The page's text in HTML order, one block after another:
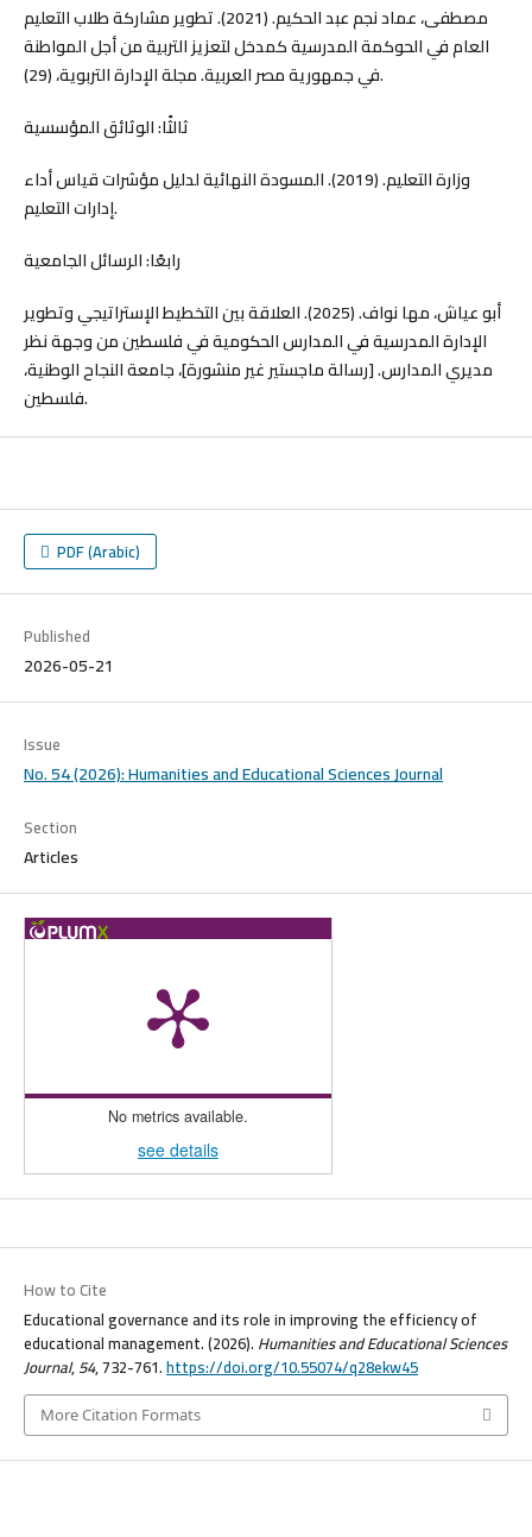
مصطفى، عماد نجم عبد الحكيم. (2021). تطوير مشاركة طلاب التعليم
العام في الحوكمة المدرسية كمدخل لتعزيز التربية من أجل المواطنة
في جمهورية مصر العربية. مجلة الإدارة التربوية، (29).
ثالثًا: الوثائق المؤسسية
وزارة التعليم. (2019). المسودة النهائية لدليل مؤشرات قياس أداء
إدارات التعليم.
رابعًا: الرسائل الجامعية
أبو عياش، مها نواف. (2025). العلاقة بين التخطيط الإستراتيجي وتطوير
الإدارة المدرسية في المدارس الحكومية في فلسطين من وجهة نظر
مديري المدارس. [رسالة ماجستير غير منشورة]، جامعة النجاح الوطنية،
فلسطين.
PDF (Arabic)
Published
2026-05-21
Issue
No. 54 (2026): Humanities and Educational Sciences Journal
Section
Articles
No metrics available.
see details
How to Cite
Educational governance and its role in improving the efficiency of
educational management. (2026). Humanities and Educational Sciences
Journal,54, 732-761.https://doi.org/10.55074/q28ekw45
More Citation Formats